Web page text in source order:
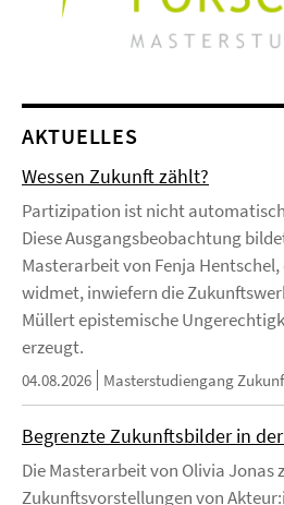
AKTUELLES
Wessen Zukunft zählt?
Partizipation ist nicht
Diese Ausgangsbeobachtung
Masterarbeit von Fenja Hentschel,
widmet, inwiefern die
Müllert epistemische
erzeugt.
04.08.2026 Masterstudiengang
Begrenzte Zukunftsbilder in
Die Masterarbeit von Olivia Jonas
Zukunftsvorstellungen von